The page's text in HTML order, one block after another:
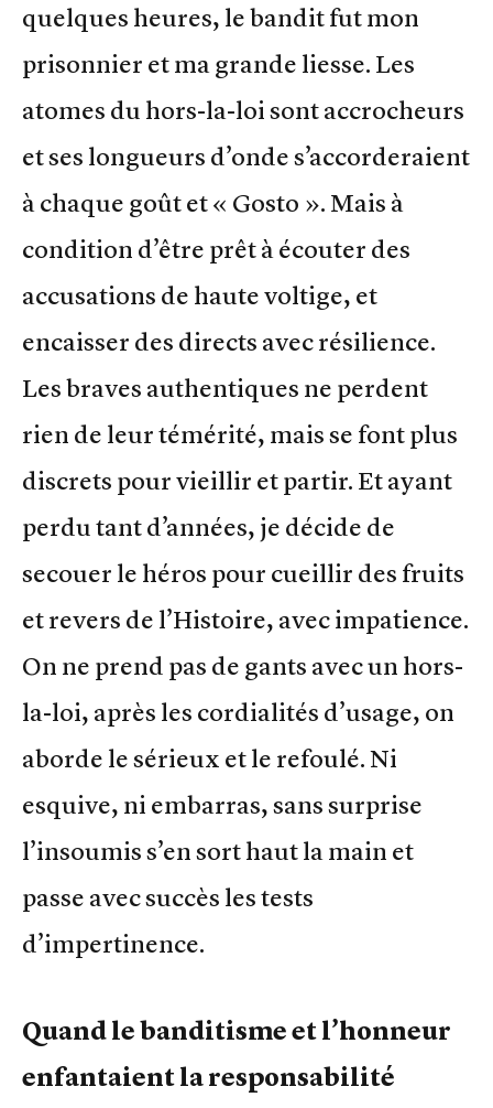
quelques heures, le bandit fut mon
prisonnier et ma grande liesse. Les
atomes du hors-la-loi sont accrocheurs
et ses longueurs d’onde s’accorderaient
à chaque goût et « Gosto ». Mais à
condition d’être prêt à écouter des
accusations de haute voltige, et
encaisser des directs avec résilience.
Les braves authentiques ne perdent
rien de leur témérité, mais se font plus
discrets pour vieillir et partir. Et ayant
perdu tant d’années, je décide de
secouer le héros pour cueillir des fruits
et revers de l’Histoire, avec impatience.
On ne prend pas de gants avec un hors-
la-loi, après les cordialités d’usage, on
aborde le sérieux et le refoulé. Ni
esquive, ni embarras, sans surprise
l’insoumis s’en sort haut la main et
passe avec succès les tests
d’impertinence.
Quand le banditisme et l’honneur
enfantaient la responsabilité